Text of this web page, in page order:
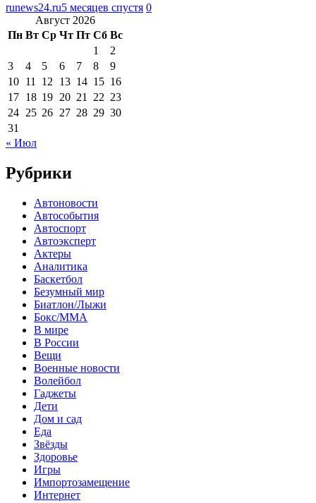
runews24.ru5 месяцев спустя 0
Август 2026
Пн Вт Ср Чт Пт Сб Вс
1
2
3
4 5 6 7 8
9
10 11 12 13 14 15 16
17 18 19 20 21 22 23
24 25 26 27 28 29 30
31
« Июл
Рубрики
Автоновости
Автособытия
Автоспорт
Автоэксперт
Актеры
Аналитика
Баскетбол
Безумный мир
Биатлон/Лыжи
Бокс/MMA
В мире
В России
Вещи
Военные новости
Волейбол
Гаджеты
Дети
Дом и сад
Еда
Звёзды
Здоровье
Игры
Импортозамещение
Интернет